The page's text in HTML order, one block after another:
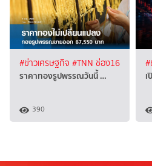
#ข่าวเศรษฐกิจ #TNN ช่อง16
ราคาทองรูปพรรณวันนี้ …
390
#